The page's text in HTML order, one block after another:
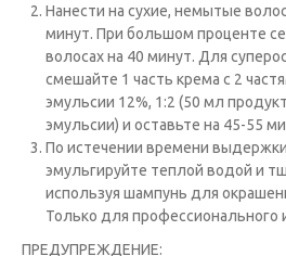
Нанести на сухие, немытые
минут. При большом проценте
волосах на 40 минут. Для
смешайте 1 часть крема с 2
эмульсии 12%, 1:2 (50 мл
эмульсии) и оставьте на 45-55
По истечении времени выдержки
эмульгируйте теплой водой и
используя шампунь для
Только для профессионального
ПРЕДУПРЕЖДЕНИЕ: